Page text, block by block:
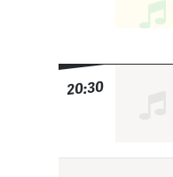
20:30